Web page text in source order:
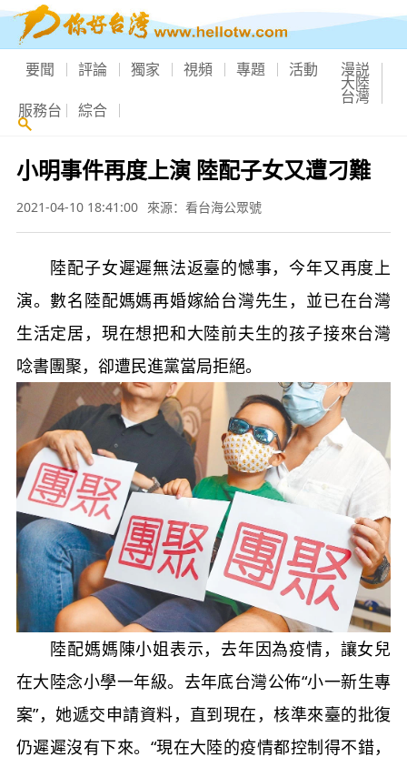
要聞 評論 獨家 視頻 專題 活動 漫説
大陸
台灣
服務台 綜合
小明事件再度上演 陸配子女又遭刁難
2021-04-10 18:41:00 來源：看台海公眾號
陸配子女遲遲無法返臺的憾事，今年又再度上
演。數名陸配媽媽再婚嫁給台灣先生，並已在台灣
生活定居，現在想把和大陸前夫生的孩子接來台灣
唸書團聚，卻遭民進黨當局拒絕。
陸配媽媽陳小姐表示，去年因為疫情，讓女兒
在大陸念小學一年級。去年底台灣公佈“小一新生專
案”，她遞交申請資料，直到現在，核準來臺的批復
仍遲遲沒有下來。“現在大陸的疫情都控制得不錯，